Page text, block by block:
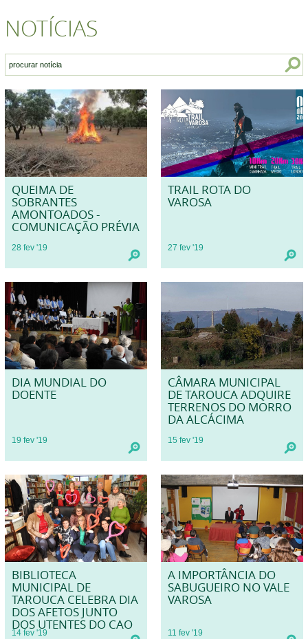
NOTÍCIAS
QUEIMA DE
SOBRANTES
AMONTOADOS -
COMUNICAÇÃO PRÉVIA
28 fev '19
TRAIL ROTA DO
VAROSA
27 fev '19
DIA MUNDIAL DO
DOENTE
19 fev '19
CÂMARA MUNICIPAL
DE TAROUCA ADQUIRE
TERRENOS DO MORRO
DA ALCÁCIMA
15 fev '19
BIBLIOTECA
MUNICIPAL DE
TAROUCA CELEBRA DIA
DOS AFETOS JUNTO
DOS UTENTES DO CAO
14 fev '19
A IMPORTÂNCIA DO
SABUGUEIRO NO VALE
VAROSA
11 fev '19